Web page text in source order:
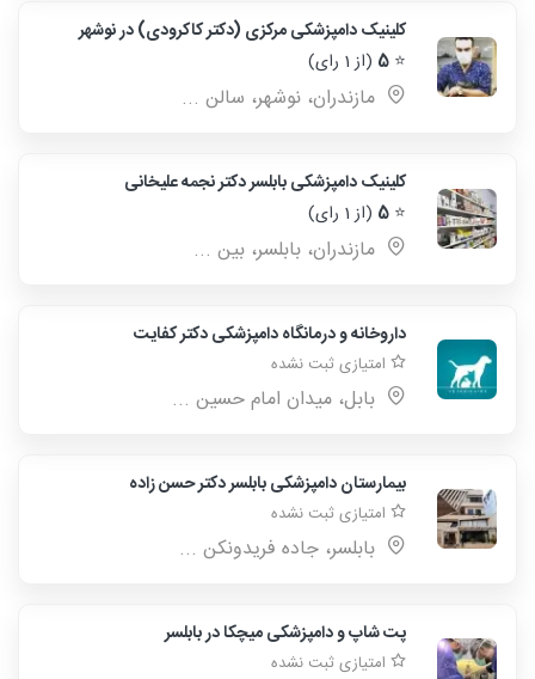
کلینیک دامپزشکی مرکزی (دکتر کاکرودی) در نوشهر
⭐
5 (از 1 رای)
مازندران، نوشهر، سالن ...
کلینیک دامپزشکی بابلسر دکتر نجمه علیخانی
⭐
5 (از 1 رای)
مازندران، بابلسر، بین ...
داروخانه و درمانگاه دامپزشکی دکتر کفایت
امتیازی ثبت نشده
بابل، میدان امام حسین ...
بیمارستان دامپزشکی بابلسر دکتر حسن زاده
امتیازی ثبت نشده
بابلسر، جاده فریدونکن ...
پت شاپ و دامپزشکی میچکا در بابلسر
امتیازی ثبت نشده